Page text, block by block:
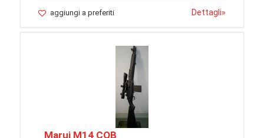
aggiungi a preferiti Dettagli»
Marui M14 CQB